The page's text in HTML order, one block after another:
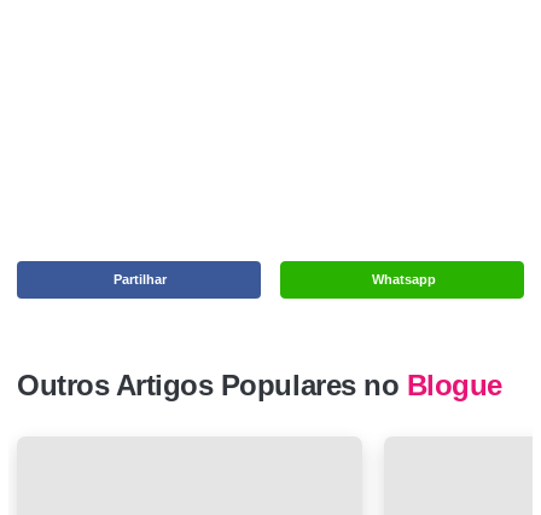
Whatsapp
Partilhar
Outros Artigos Populares no Blogue